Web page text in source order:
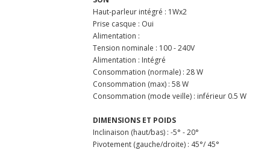
Haut-parleur intégré : 1Wx2
Prise casque : Oui
Alimentation :
Tension nominale : 100 - 240V
Alimentation : Intégré
Consommation (normale) : 28 W
Consommation (max) : 58 W
Consommation (mode veille) : inférieur 0.5 W
DIMENSIONS ET POIDS
Inclinaison (haut/bas) : -5° - 20°
Pivotement (gauche/droite) : 45°/ 45°